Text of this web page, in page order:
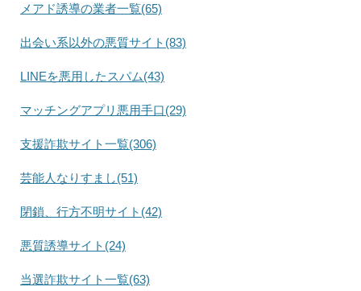
メアド誘導の業者一覧(65)
出会い系以外の悪質サイト(83)
LINEを悪用したスパム(43)
マッチングアプリ悪用手口(29)
支援詐欺サイト一覧(306)
芸能人なりすまし(51)
閉鎖、行方不明サイト(42)
悪質誘導サイト(24)
当選詐欺サイト一覧(63)